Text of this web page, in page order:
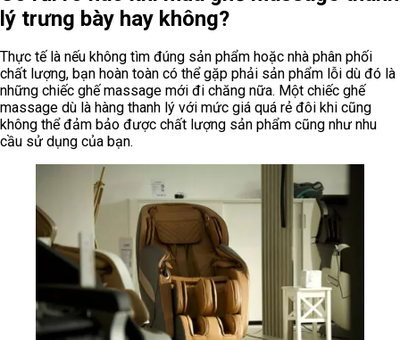
lý trưng bày hay không?
Thực tế là nếu không tìm đúng sản phẩm hoặc nhà phân phối
chất lượng, bạn hoàn toàn có thể gặp phải sản phẩm lỗi dù đó là
những chiếc ghế massage mới đi chăng nữa. Một chiếc ghế
massage dù là hàng thanh lý với mức giá quá rẻ đôi khi cũng
không thể đảm bảo được chất lượng sản phẩm cũng như nhu
cầu sử dụng của bạn.